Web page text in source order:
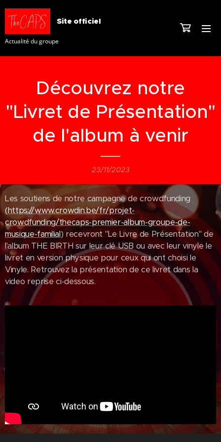
Site officiel
Actualité du groupe
Découvrez notre
"Livret de Présentation"
de l'album à venir
23/11/2023
Les soutiens de notre campagne de crowdfunding
(https://www.crowdin.be/fr/projet-
crowdfunding/thecaps-premier-album-groupe-de-
musique-familial) recevront "Le Livre de Présentation" de
l'album THE BIRTH sur leur clé USB ou avec leur vinyle le
livret en version physique pour ceux qui ont choisi le
Vinyle. Retrouvez la présentation de ce livret dans la
video reprise ci-dessous.